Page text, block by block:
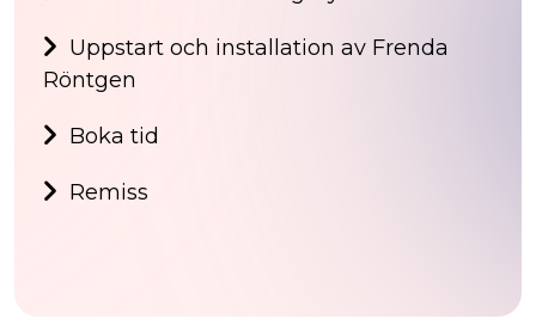
Uppstart och installation av Frenda
Röntgen
Boka tid
Remiss